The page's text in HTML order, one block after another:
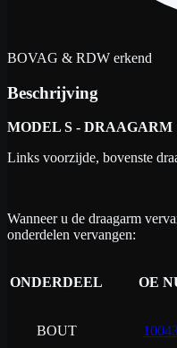
BOVAG & RDW erkend
Beschrijving
MODEL S - DRAAGARM
Links voorzijde, bovenste
Wanneer u de draagarm
onderdelen vervangen:
ONDERDEEL OE
BOUT